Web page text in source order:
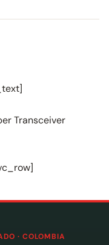
Transceiver
· COLOMBIA